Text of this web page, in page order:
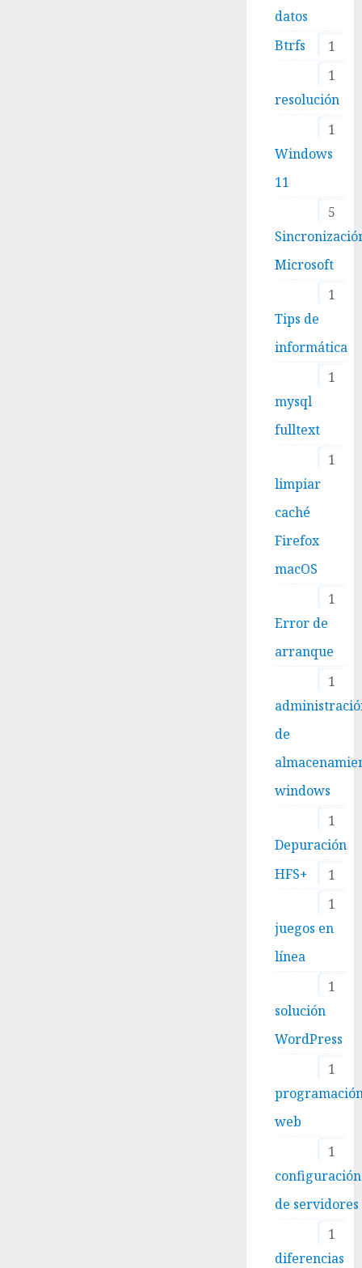
datos
1
Btrfs
1
resolución
1
Windows
11
5
Microsoft
1
Tips de
informática
1
mysql
fulltext
1
limpiar
caché
Firefox
macOS
1
Error de
arranque
1
de
windows
1
Depuración
1
HFS+
1
juegos en
línea
1
solución
WordPress
1
web
1
configuración
de servidores
1
diferencias